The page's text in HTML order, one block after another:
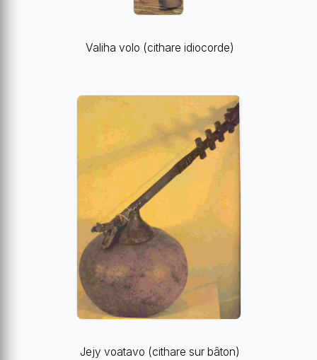
Valiha volo (cithare idiocorde)
Jejy voatavo (cithare sur bâton)